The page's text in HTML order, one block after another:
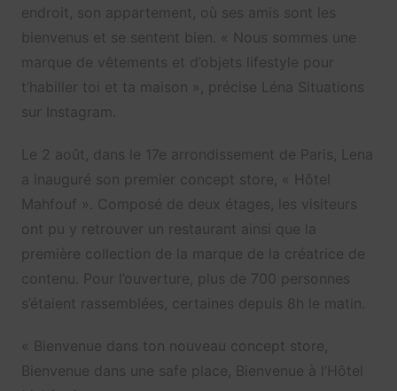
endroit, son appartement, où ses amis sont les
bienvenus et se sentent bien. «
Nous sommes une
marque de vêtements et d’objets lifestyle pour
t’habiller toi et ta maison », précise Léna Situations
sur Instagram.
Le 2 août, dans le 17e arrondissement de Paris, Lena
a inauguré son premier concept store, « Hôtel
Mahfouf ». Composé de deux étages, les visiteurs
ont pu y retrouver un restaurant ainsi que la
première collection de la marque de la créatrice de
contenu. Pour l’ouverture, plus de 700 personnes
s’étaient rassemblées, certaines depuis 8h le matin.
« Bienvenue dans ton nouveau concept store,
Bienvenue dans une safe place, Bienvenue à l’Hôtel